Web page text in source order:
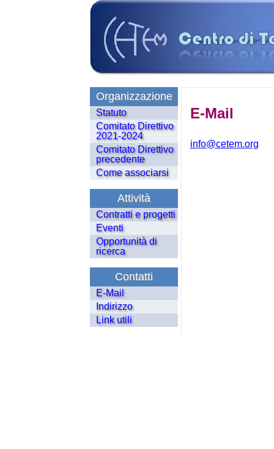
Organizzazione
Statuto
Comitato Direttivo
2021-2024
Comitato Direttivo
precedente
Come associarsi
Attività
Contratti e progetti
Eventi
Opportunità di
ricerca
Contatti
E-Mail
Indirizzo
Link utili
E-Mail
info@cetem.org